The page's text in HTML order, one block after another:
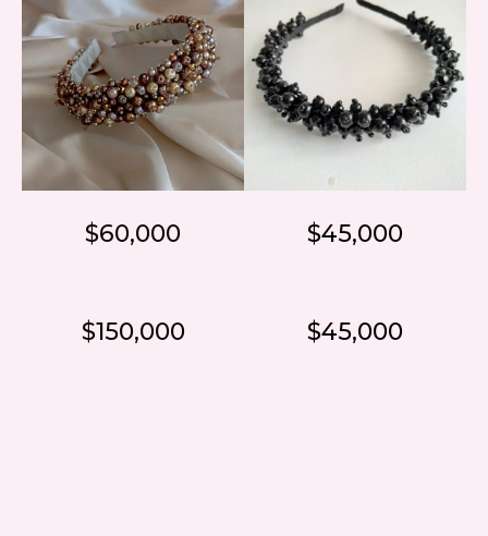
$60,000 $45,000
$150,000 $45,000